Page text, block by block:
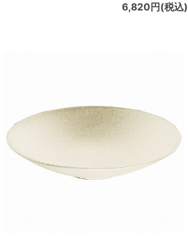
6,820円(税込)